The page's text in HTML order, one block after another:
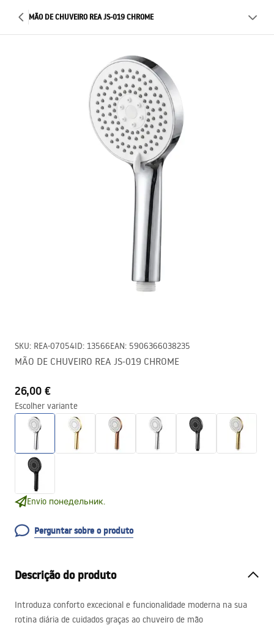
MÃO DE CHUVEIRO REA JS-019 CHROME
SKU: REA-07054ID: 13566EAN: 5906366038235
MÃO DE CHUVEIRO REA JS-019 CHROME
26,00 €
Escolher variante
Envio понедельник.
Perguntar sobre o produto
Descrição do produto
Introduza conforto excecional e funcionalidade moderna na sua
rotina diária de cuidados graças ao chuveiro de mão